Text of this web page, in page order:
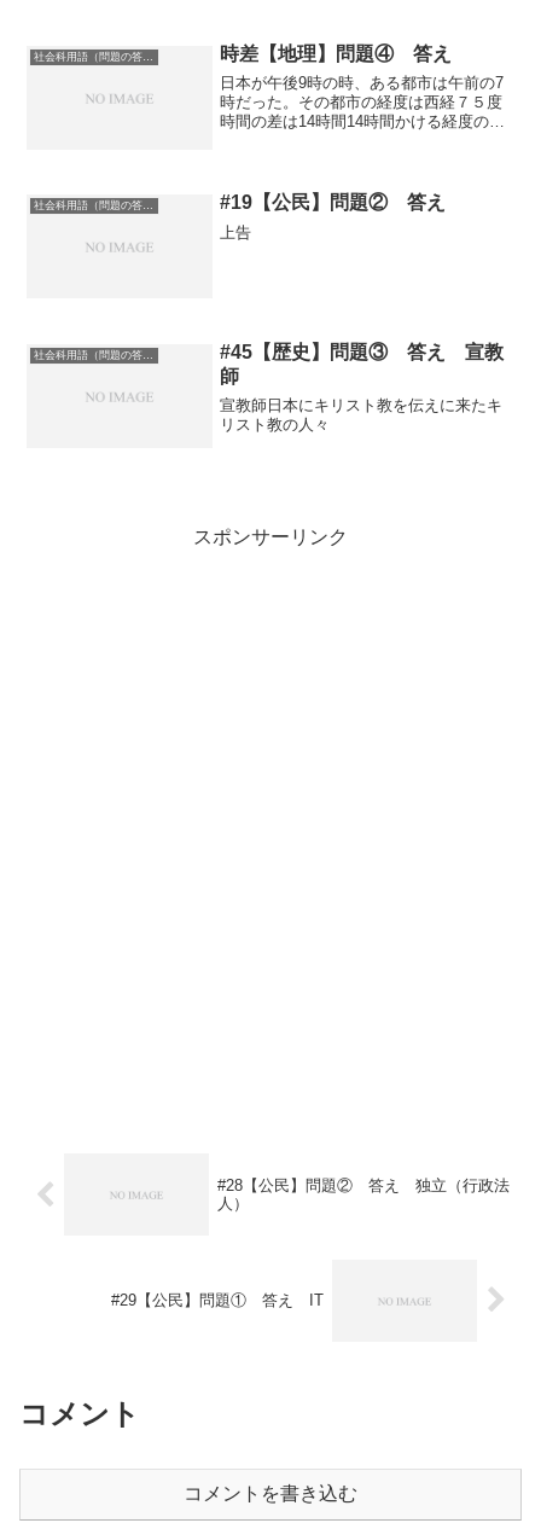
時差【地理】問題④ 答え
日本が午後9時の時、ある都市は午前の7
時だった。その都市の経度は西経７５度
時間の差は14時間14時間かける経度の差
ない...
社会科用語（問題の答え） #19【公民】問題② 答え
上告
社会科用語（問題の答え）
#45【歴史】問題③ 答え 宣教
師
宣教師日本にキリスト教を伝えに来たキ
リスト教の人々
スポンサーリンク
#28【公民】問題② 答え 独立（行政法
人）
#29【公民】問題① 答え IT
コメント
コメントを書き込む